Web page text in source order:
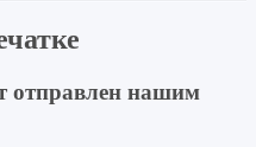
отправлен нашим